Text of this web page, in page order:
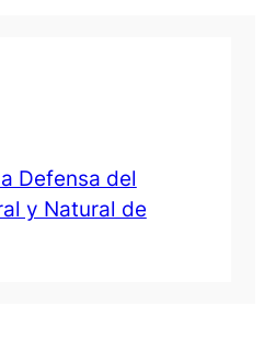
Defensa del
y Natural de